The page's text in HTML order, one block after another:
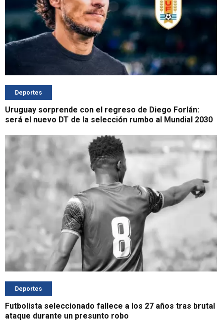
Deportes
Uruguay sorprende con el regreso de Diego Forlán:
será el nuevo DT de la selección rumbo al Mundial 2030
Deportes
Futbolista seleccionado fallece a los 27 años tras brutal
ataque durante un presunto robo